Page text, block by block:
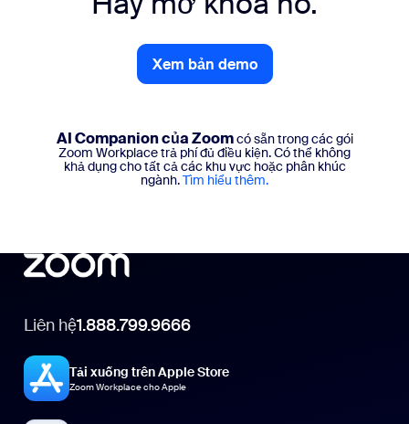
Xem bản demo
Xem bản demo
AI Companion của Zoomcó sẵn trong các gói
Zoom Workplace trả phí đủ điều kiện. Có thể không
khả dụng cho tất cả các khu vực hoặc phân khúc
ngành.Tìm hiểu thêm.
Liên hệ1.888.799.9666
Tải xuống trên Apple Store
Zoom Workplace cho Apple